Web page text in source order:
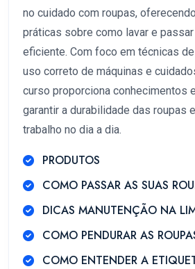
no cuidado com roupas,
práticas sobre como lavar e
eficiente. Com foco em técnicas
uso correto de máquinas e
curso proporciona conhecimentos
garantir a durabilidade das roupas
trabalho no dia a dia.
PRODUTOS
COMO PASSAR AS SUAS
DICAS MANUTENÇÃO NA
COMO PENDURAR AS
COMO ENTENDER A